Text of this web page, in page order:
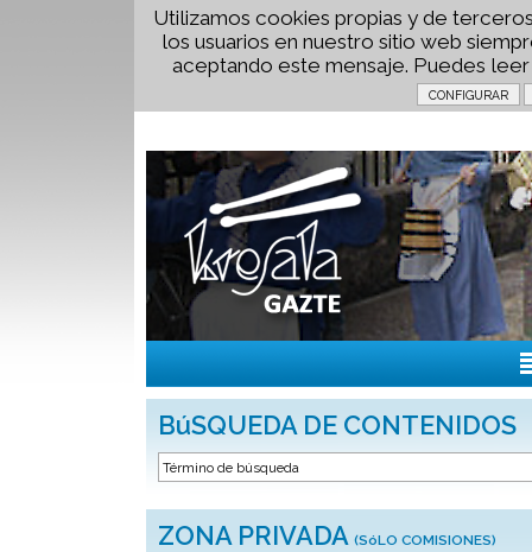
Utilizamos cookies propias y de
los usuarios en nuestro sitio web
aceptando este mensaje. Puedes
BúSQUEDA DE CONTENIDOS
ZONA PRIVADA (SóLO COMISIONES)